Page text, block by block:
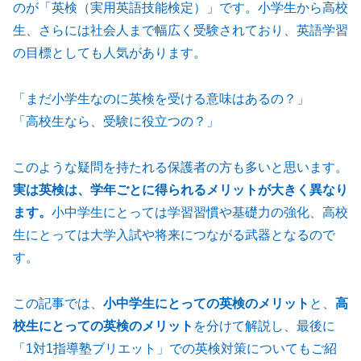
のが「英検（実用英語技能検定）」です。小学生から高校
生、さらには社会人まで幅広く受験されており、英語学習
の目標としても人気があります。
「まだ小学生なのに英検を受ける意味はあるの？」
「高校生なら、受験に役立つの？」
このような疑問を持たれる保護者の方も多いと思います。
実は英検は、学年ごとに得られるメリットが大きく異なり
ます。 小中学生にとっては学習習慣や基礎力の強化、高校
生にとっては大学入試や将来につながる武器となるので
す。
この記事では、 小中学生にとっての英検のメリット と、 高
校生にとっての英検のメリット を分けて解説し、最後に
「1対1指導塾ブリエット」での英検対策についてもご紹